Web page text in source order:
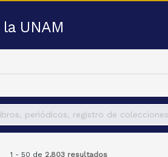
UNAM
1 - 50 de 2,803 resultados